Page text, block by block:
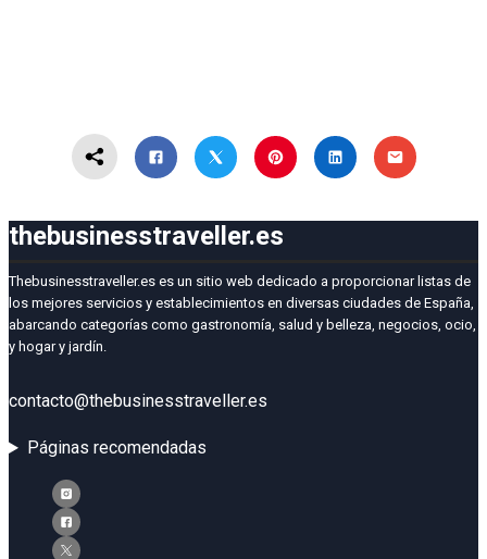
thebusinesstraveller.es
Thebusinesstraveller.es es un sitio web dedicado a proporcionar listas de
los mejores servicios y establecimientos en diversas ciudades de España,
abarcando categorías como gastronomía, salud y belleza, negocios, ocio,
y hogar y jardín.
contacto@thebusinesstraveller.es
Páginas recomendadas